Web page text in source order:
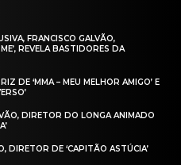
FRANCISCO GALVÃO,
REVELA BASTIDORES DA
DE ‘MMA – MEU MELHOR AMIGO’ E
DIRETOR DO LONGA ANIMADO
DIRETOR DE ‘CAPITÃO ASTÚCIA’